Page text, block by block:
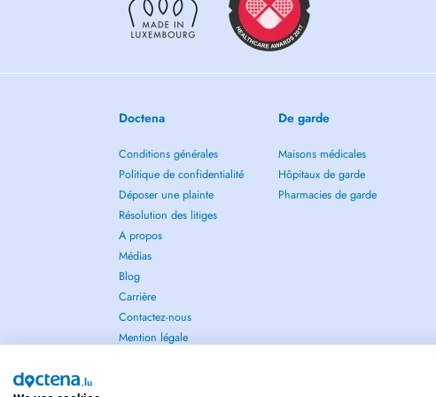
telefonische Voranmeldung.
Doctena
Conditions générales
Politique de confidentialité
Déposer une plainte
Résolution des litiges
A propos
Médias
Blog
Carrière
Contactez-nous
Mention légale
De garde
Maisons médicales
Hôpitaux de garde
Pharmacies de garde